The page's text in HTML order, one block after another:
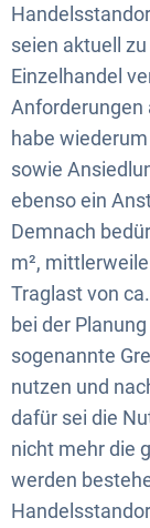
seien aktuell
Einzelhandel
Anforderungen
habe
sowie
ebenso ein
Demnach
m²,
Traglast von
bei der
sogenannte
nutzen und
dafür sei die
nicht mehr die
werden